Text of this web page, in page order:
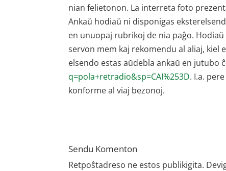
nian felietonon. La interreta foto
Ankaŭ hodiaŭ ni disponigas
en unuopaj rubrikoj de nia paĝo.
servon mem kaj rekomendu al aliaj, kiel
elsendo estas aŭdebla ankaŭ en jutubo
q=pola+retradio&sp=CAI%253D. I.a.
konforme al viaj bezonoj.
Sendu Komenton
Retpoŝtadreso ne estos publikigita.